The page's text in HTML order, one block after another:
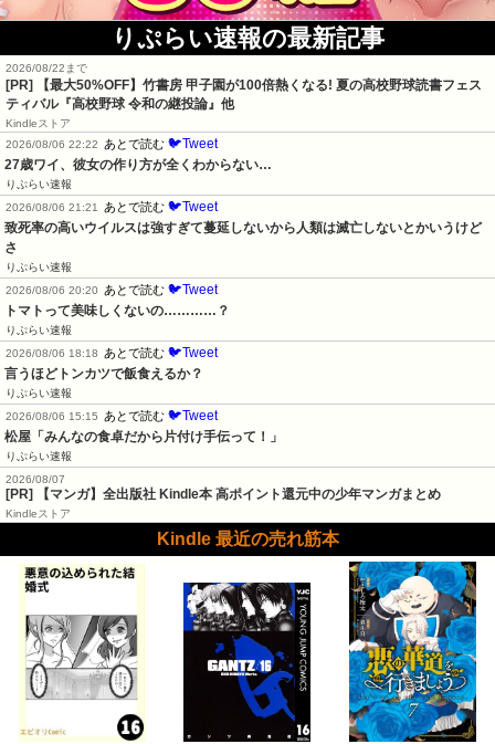
りぷらい速報の最新記事
2026/08/22まで
[PR] 【最大50%OFF】竹書房 甲子園が100倍熱くなる! 夏の高校野球読書フェス
ティバル『高校野球 令和の継投論』他
Kindleストア
2026/08/06 22:22
あとで読む 🐦Tweet
27歳ワイ、彼女の作り方が全くわからない…
りぷらい速報
2026/08/06 21:21
あとで読む 🐦Tweet
致死率の高いウイルスは強すぎて蔓延しないから人類は滅亡しないとかいうけど
さ
りぷらい速報
2026/08/06 20:20
あとで読む 🐦Tweet
トマトって美味しくないの…………？
りぷらい速報
2026/08/06 18:18
あとで読む 🐦Tweet
言うほどトンカツで飯食えるか？
りぷらい速報
2026/08/06 15:15
あとで読む 🐦Tweet
松屋「みんなの食卓だから片付け手伝って！」
りぷらい速報
2026/08/07
[PR] 【マンガ】全出版社 Kindle本 高ポイント還元中の少年マンガまとめ
Kindleストア
Kindle 最近の売れ筋本